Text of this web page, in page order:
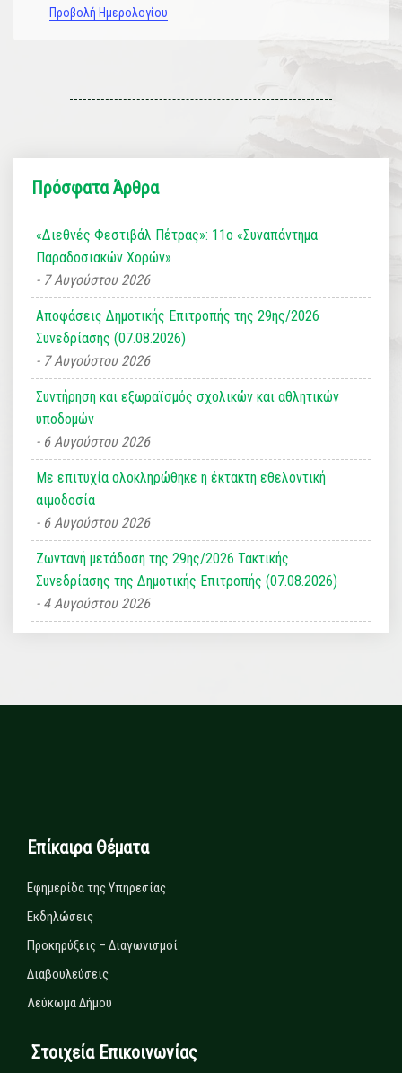
Προβολή Ημερολογίου
Πρόσφατα Άρθρα
«Διεθνές Φεστιβάλ Πέτρας»: 11ο «Συναπάντημα
Παραδοσιακών Χορών»
7 Αυγούστου 2026
Αποφάσεις Δημοτικής Επιτροπής της 29ης/2026
Συνεδρίασης (07.08.2026)
7 Αυγούστου 2026
Συντήρηση και εξωραϊσμός σχολικών και αθλητικών
υποδομών
6 Αυγούστου 2026
Με επιτυχία ολοκληρώθηκε η έκτακτη εθελοντική
αιμοδοσία
6 Αυγούστου 2026
Ζωντανή μετάδοση της 29ης/2026 Τακτικής
Συνεδρίασης της Δημοτικής Επιτροπής (07.08.2026)
4 Αυγούστου 2026
Επίκαιρα Θέματα
Εφημερίδα της Υπηρεσίας
Εκδηλώσεις
Προκηρύξεις – Διαγωνισμοί
Διαβουλεύσεις
Λεύκωμα Δήμου
Στοιχεία Επικοινωνίας